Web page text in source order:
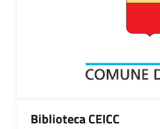
Biblioteca CEICC